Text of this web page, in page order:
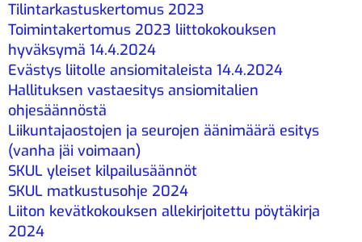
Tilintarkastuskertomus 2023
Toimintakertomus 2023 liittokokouksen
hyväksymä 14.4.2024
Evästys liitolle ansiomitaleista 14.4.2024
Hallituksen vastaesitys ansiomitalien
ohjesäännöstä
Liikuntajaostojen ja seurojen äänimäärä esitys
(vanha jäi voimaan)
SKUL yleiset kilpailusäännöt
SKUL matkustusohje 2024
Liiton kevätkokouksen allekirjoitettu pöytäkirja
2024